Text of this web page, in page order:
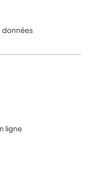
données
ligne